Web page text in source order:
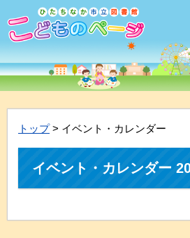
トップ> イベント・カレンダー
イベント・カレンダー